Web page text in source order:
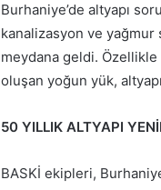
Burhaniye’de altyapı
kanalizasyon ve yağmur
meydana geldi.
oluşan yoğun yük,
50 YILLIK ALTYAPI
BASKİ ekipleri,